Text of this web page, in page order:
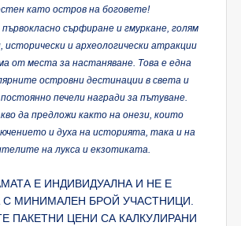
като остров на боговете!
първокласно сърфиране и гмуркане, голям
исторически и археологически атракции
от места за настаняване. Това е една
островни дестинации в света и
печели награди за пътуване.
да предложи както на онези, които
и духа на историята, така и на
на лукса и екзотиката.
Е ИНДИВИДУАЛНА И НЕ Е
С МИНИМАЛЕН БРОЙ УЧАСТНИЦИ.
ПАКЕТНИ ЦЕНИ СА КАЛКУЛИРАНИ